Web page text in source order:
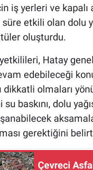
iş yerleri ve kapalı
süre etkili olan dolu
oluşturdu.
Hatay
edebileceği
dikkatli olmaları
baskını, dolu
gerektiğini
Çevreci